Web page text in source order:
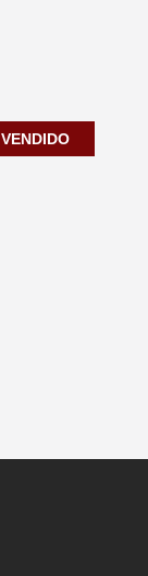
VENDIDO